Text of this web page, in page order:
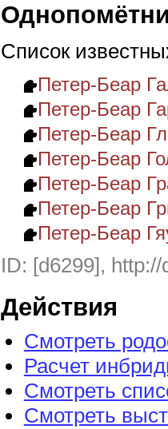
Список
Петер-Беар
Петер-Беар
Петер-Беар
Петер-Беар
Петер-Беар
Петер-Беар
Петер-Беар
ID: [d6299],
Действия
Смотреть
Расчет
Смотреть
Смотреть